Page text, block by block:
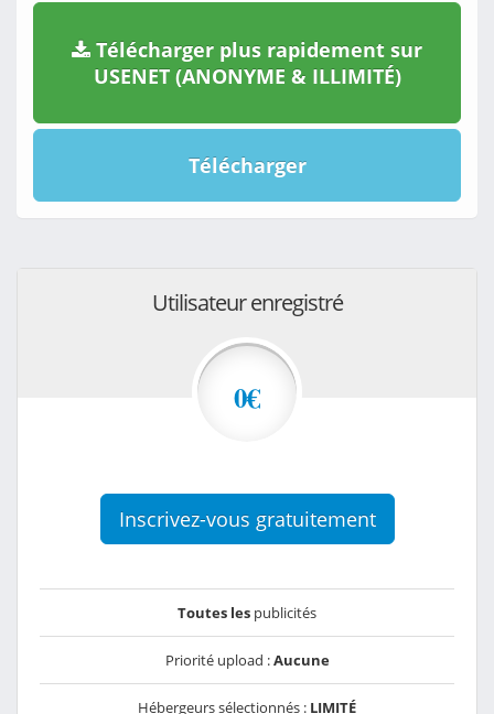
Télécharger plus rapidement sur
USENET (ANONYME & ILLIMITÉ)
Télécharger
Utilisateur enregistré
0€
Inscrivez-vous gratuitement
Toutes les publicités
Priorité upload :Aucune
Hébergeurs sélectionnés : LIMITÉ